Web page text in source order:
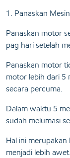
1. Panaskan
Panaskan motor
pag hari setelah
Panaskan motor
motor lebih dari 5
secara percuma.
Dalam waktu 5
sudah melumasi
Hal ini
menjadi lebih awet.